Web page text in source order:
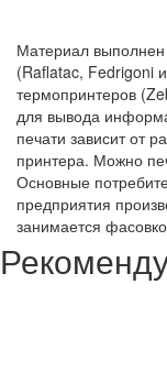
Материал выполнен
(Raflatac, Fedrigoni
термопринтеров
для вывода
печати зависит от
принтера. Можно
Основные
предприятия
занимается